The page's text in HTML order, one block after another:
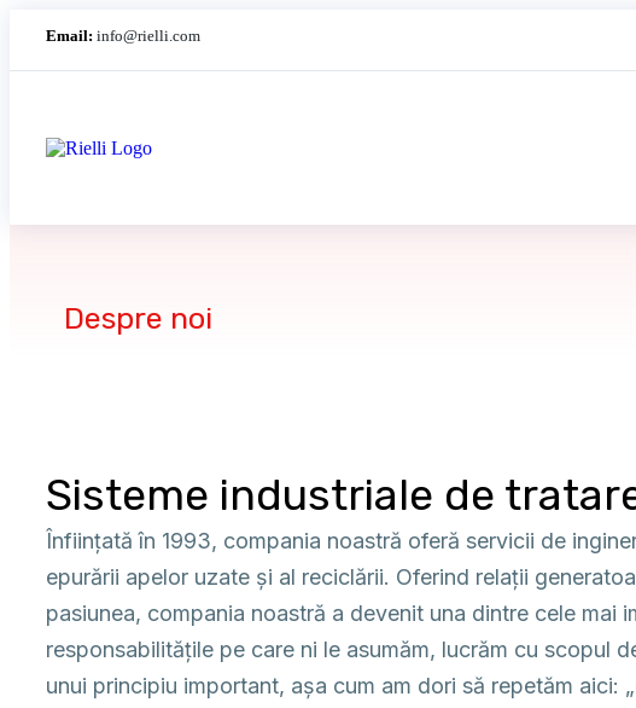
Email: info@rielli.com
Despre noi
Sisteme industriale de
Înființată în 1993, compania noastră oferă servicii de
epurării apelor uzate și al reciclării. Oferind relații
pasiunea, compania noastră a devenit una dintre cele
responsabilitățile pe care ni le asumăm, lucrăm cu scopul
unui principiu important, așa cum am dori să repetăm